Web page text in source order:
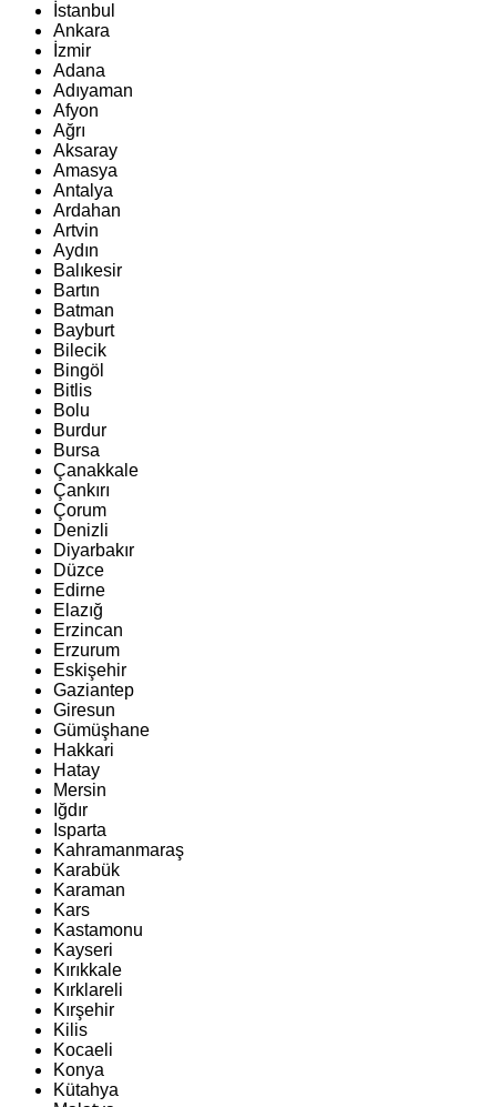
İstanbul
Ankara
İzmir
Adana
Adıyaman
Afyon
Ağrı
Aksaray
Amasya
Antalya
Ardahan
Artvin
Aydın
Balıkesir
Bartın
Batman
Bayburt
Bilecik
Bingöl
Bitlis
Bolu
Burdur
Bursa
Çanakkale
Çankırı
Çorum
Denizli
Diyarbakır
Düzce
Edirne
Elazığ
Erzincan
Erzurum
Eskişehir
Gaziantep
Giresun
Gümüşhane
Hakkari
Hatay
Mersin
Iğdır
Isparta
Kahramanmaraş
Karabük
Karaman
Kars
Kastamonu
Kayseri
Kırıkkale
Kırklareli
Kırşehir
Kilis
Kocaeli
Konya
Kütahya